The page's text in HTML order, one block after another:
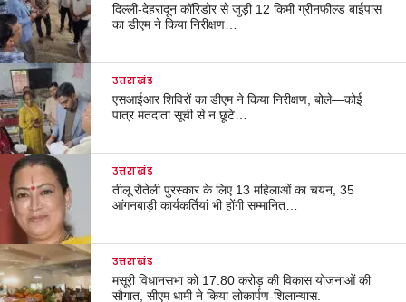
दिल्ली-देहरादून कॉरिडोर से जुड़ी 12 किमी ग्रीनफील्ड बाईपास
का डीएम ने किया निरीक्षण…
उत्तराखंड
एसआईआर शिविरों का डीएम ने किया निरीक्षण, बोले—कोई
पात्र मतदाता सूची से न छूटे…
उत्तराखंड
तीलू रौतेली पुरस्कार के लिए 13 महिलाओं का चयन, 35
आंगनबाड़ी कार्यकर्तियां भी होंगी सम्मानित…
उत्तराखंड
मसूरी विधानसभा को 17.80 करोड़ की विकास योजनाओं की
सौगात, सीएम धामी ने किया लोकार्पण-शिलान्यास.